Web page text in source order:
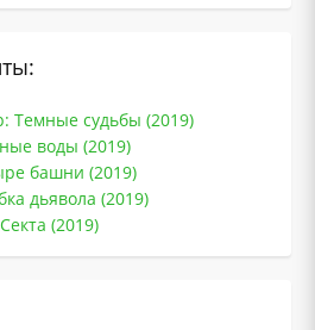
Темные судьбы (2019)
воды (2019)
башни (2019)
дьявола (2019)
Секта (2019)